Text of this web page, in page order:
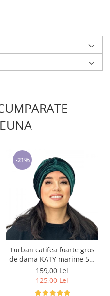
-21%
Turban catifea foarte gros
de dama KATY marime 58-
60, captuseala polar,
culoare verde emerald
159,00 Lei
125,00 Lei